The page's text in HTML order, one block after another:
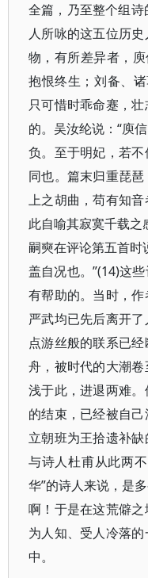
全篇，乃至整个组
人所咏的这五位历
物，有所差异者，
抱恨终生；刘备、诸
只可惜时乖命蹇，
的。吴汝纶说：“庾
负。至于明妃，若
同也。篇末归重琵
上之胡曲，苟有知音
此自喻其寂寞千载之
嗣奭在评论第五首时
盖自况也。”(14)这
有帮助的。当时，作
严武均已先后离开
点游丝般的联系已
舟，被时代的大潮
浅于此，进退两难
的结束，已经被自
立朝班为王拾遗补
与诗人杜甫从此两
华”的诗人来说，是
啊！于是在这荒僻
为人知、受人冷落
中。